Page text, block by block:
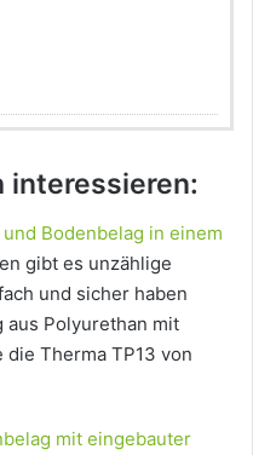
interessieren:
und Bodenbelag in einem
gibt es unzählige
und sicher haben
aus Polyurethan mit
Therma TP13 von
mit eingebauter